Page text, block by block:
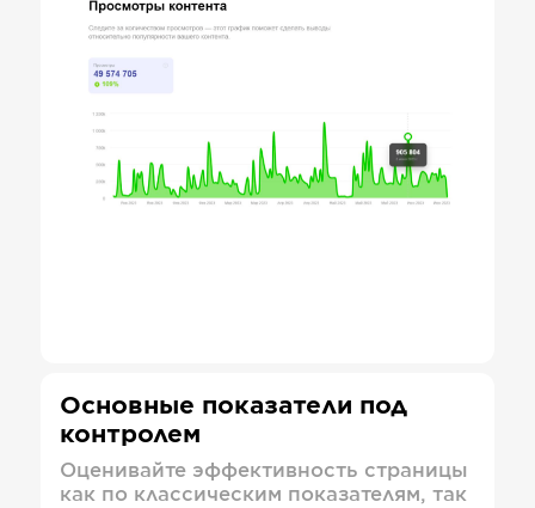
Основные показатели под
контролем
Оценивайте эффективность страницы
как по классическим показателям, так